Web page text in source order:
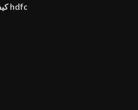
كيفية شراء صناديق الاستثمار عبر الإنترنت hdfc